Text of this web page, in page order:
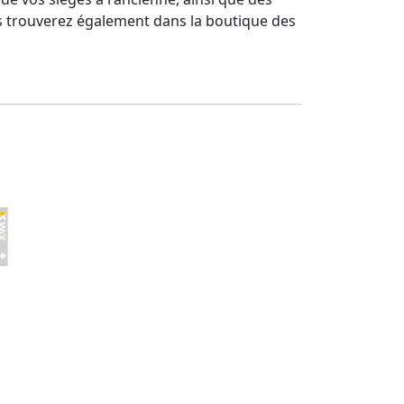
également dans la boutique des